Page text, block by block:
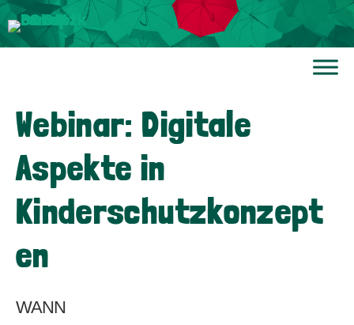
Webinar: Digitale
Aspekte in
Kinderschutzkonzept
en
WANN